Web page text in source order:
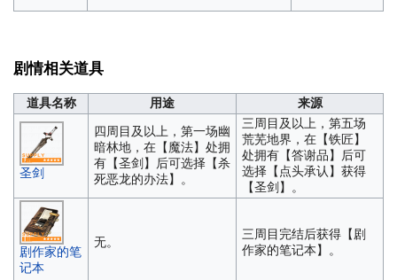
剧情相关道具
道具名称 用途 来源
圣剑
四周目及以上，第一场幽
暗林地，在【魔法】处拥
有【圣剑】后可选择【杀
死恶龙的办法】。
三周目及以上，第五场
荒芜地界，在【铁匠】
处拥有【答谢品】后可
选择【点头承认】获得
【圣剑】。
剧作家的笔
记本
无。
三周目完结后获得【剧
作家的笔记本】。